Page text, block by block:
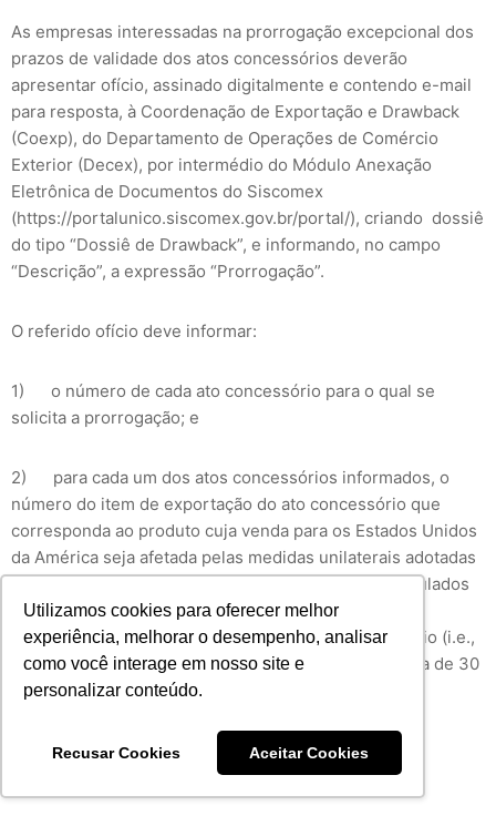
Utilizamos cookies para oferecer melhor
experiência, melhorar o desempenho, analisar
como você interage em nosso site e
personalizar conteúdo.
Recusar Cookies Aceitar Cookies
As empresas interessadas na prorrogação excepcional dos
prazos de validade dos atos concessórios deverão
apresentar ofício, assinado digitalmente e contendo e-mail
para resposta, à Coordenação de Exportação e Drawback
(Coexp), do Departamento de Operações de Comércio
Exterior (Decex), por intermédio do Módulo Anexação
Eletrônica de Documentos do Siscomex
(https://portalunico.siscomex.gov.br/portal/), criando dossiê
do tipo “Dossiê de Drawback”, e informando, no campo
“Descrição”, a expressão “Prorrogação”.
O referido ofício deve informar:
1) o número de cada ato concessório para o qual se
solicita a prorrogação; e
2) para cada um dos atos concessórios informados, o
número do item de exportação do ato concessório que
corresponda ao produto cuja venda para os Estados Unidos
da América seja afetada pelas medidas unilaterais adotadas
por aquele país ou, no caso de atos concessórios titulados
por fabricantes intermediários, o número do item de
exportação que corresponda ao produto intermediário (i.e.,
produtos não incluído no Anexo I da Ordem Executiva de 30
de julho de 2025, do governo dos Estados Unidos da
Deverá ser anexado ao mesmo dossiê: